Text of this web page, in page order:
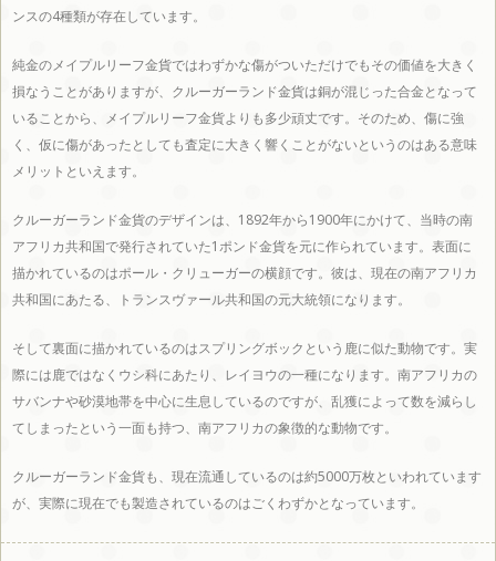
都 川県
県 県 県
信越・北陸エリア
県 県 県 県 県
ンスの4種類が存在しています。
純金のメイプルリーフ金貨ではわずかな傷がついただけでもその価値を大きく
損なうことがありますが、クルーガーランド金貨は銅が混じった合金となって
いることから、メイプルリーフ金貨よりも多少頑丈です。そのため、傷に強
く、仮に傷があったとしても査定に大きく響くことがないというのはある意味
メリットといえます。
クルーガーランド金貨のデザインは、1892年から1900年にかけて、当時の南
アフリカ共和国で発行されていた1ポンド金貨を元に作られています。表面に
描かれているのはポール・クリューガーの横顔です。彼は、現在の南アフリカ
共和国にあたる、トランスヴァール共和国の元大統領になります。
そして裏面に描かれているのはスプリングボックという鹿に似た動物です。実
際には鹿ではなくウシ科にあたり、レイヨウの一種になります。南アフリカの
サバンナや砂漠地帯を中心に生息しているのですが、乱獲によって数を減らし
てしまったという一面も持つ、南アフリカの象徴的な動物です。
クルーガーランド金貨も、現在流通しているのは約5000万枚といわれています
が、実際に現在でも製造されているのはごくわずかとなっています。